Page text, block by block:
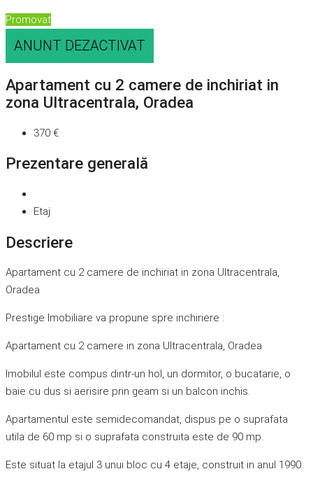
Promovat
ANUNT DEZACTIVAT
Apartament cu 2 camere de inchiriat in
zona Ultracentrala, Oradea
370 €
Prezentare generală
Etaj
Descriere
Apartament cu 2 camere de inchiriat in zona Ultracentrala,
Oradea
Prestige Imobiliare va propune spre inchiriere :
Apartament cu 2 camere in zona Ultracentrala, Oradea
Imobilul este compus dintr-un hol, un dormitor, o bucatarie, o
baie cu dus si aerisire prin geam si un balcon inchis.
Apartamentul este semidecomandat, dispus pe o suprafata
utila de 60 mp si o suprafata construita este de 90 mp.
Este situat la etajul 3 unui bloc cu 4 etaje, construit in anul 1990.